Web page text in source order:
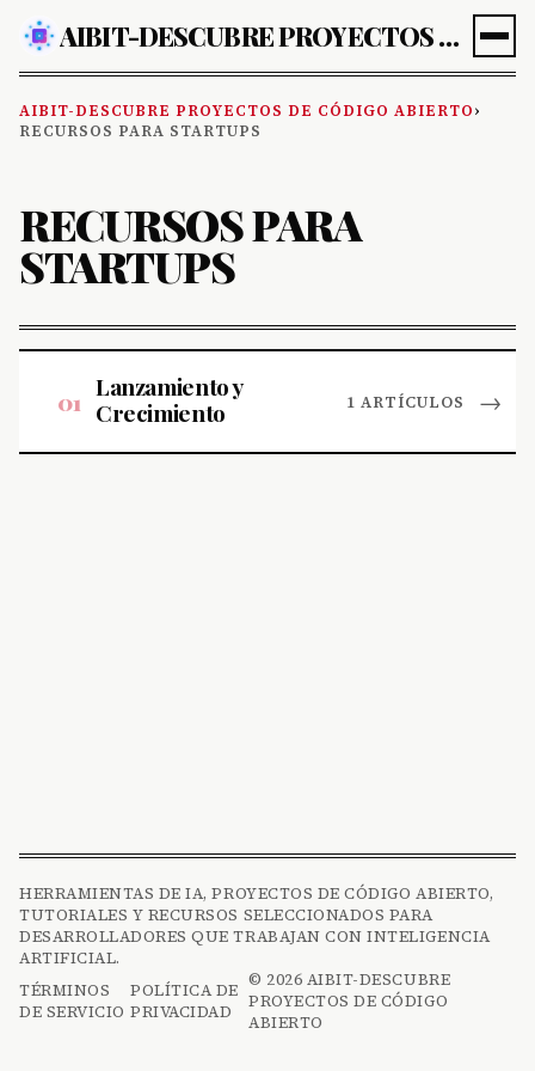
AIBIT-DESCUBRE PROYECTOS DE CÓDIGO ABIERTO
AIBIT-DESCUBRE PROYECTOS DE CÓDIGO ABIERTO›
RECURSOS PARA STARTUPS
RECURSOS PARA
STARTUPS
01 Lanzamiento y
Crecimiento
1 ARTÍCULOS →
HERRAMIENTAS DE IA, PROYECTOS DE CÓDIGO ABIERTO,
TUTORIALES Y RECURSOS SELECCIONADOS PARA
DESARROLLADORES QUE TRABAJAN CON INTELIGENCIA
ARTIFICIAL.
TÉRMINOS
DE SERVICIO
POLÍTICA DE
PRIVACIDAD
© 2026 AIBIT-DESCUBRE
PROYECTOS DE CÓDIGO
ABIERTO